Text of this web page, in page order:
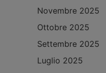
Novembre 2025
Ottobre 2025
Settembre 2025
Luglio 2025